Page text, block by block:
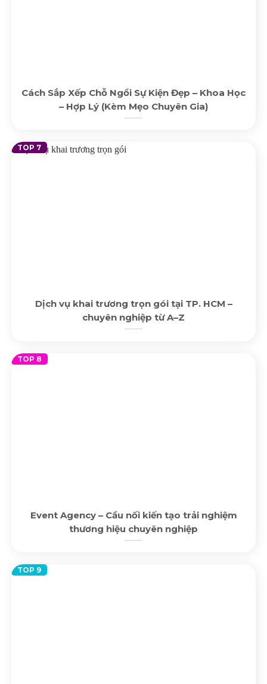
Cách Sắp Xếp Chỗ Ngồi Sự Kiện Đẹp – Khoa Học
– Hợp Lý (Kèm Mẹo Chuyên Gia)
Dịch vụ khai trương trọn gói tại TP. HCM –
chuyên nghiệp từ A–Z
Event Agency – Cầu nối kiến tạo trải nghiệm
thương hiệu chuyên nghiệp